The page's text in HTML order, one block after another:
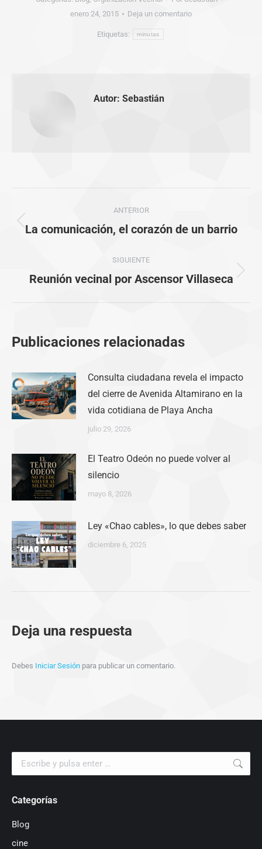
enero 24, 2015
Deja un comentario
Etiquetas: minutas
Autor: Sebastián
entre
publicaciones
ANTERIOR
Publicación
La comunicación, el corazón de un barrio
SIGUIENTE
Publicación
Reunión vecinal por Ascensor Villaseca
Publicaciones relacionadas
Consulta ciudadana revela el impacto
del cierre de Avenida Altamirano en la
vida cotidiana de Playa Ancha
julio 29, 2026
El Teatro Odeón no puede volver al
silencio
mayo 8, 2026
Ley «Chao cables», lo que debes saber
diciembre 6, 2025
Deja una respuesta
Debes Iniciar Sesión para publicar un comentario.
Buscar:
Categorías
Blog
cine